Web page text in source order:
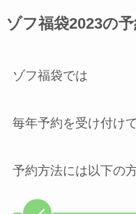
ゾフ福袋2023の
ゾフ福袋では
毎年予約を受け付け
予約方法には以下の